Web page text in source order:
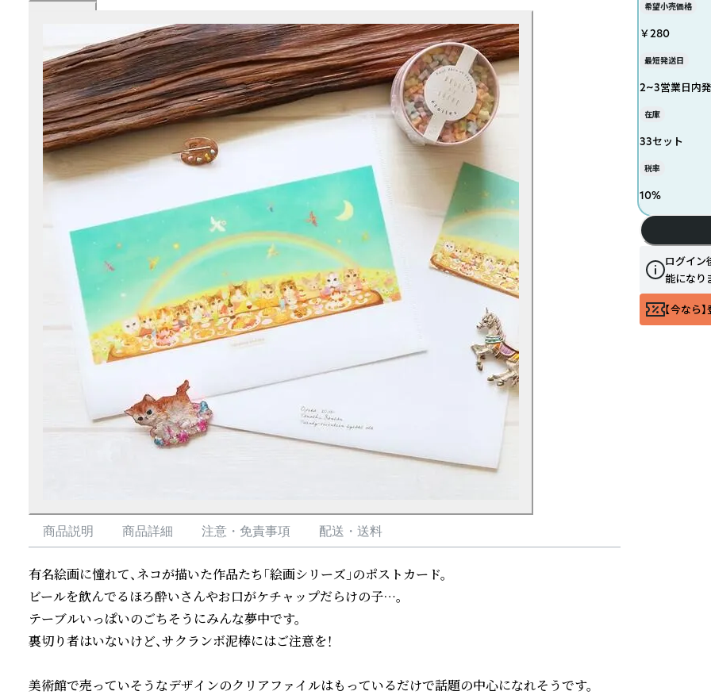
商品説明 商品詳細 注意・免責事項 配送・送料
有名絵画に憧れて、ネコが描いた作品たち「絵画シリーズ」のポストカード。
ビールを飲んでるほろ酔いさんやお口がケチャップだらけの子…。
テーブルいっぱいのごちそうにみんな夢中です。
裏切り者はいないけど、サクランボ泥棒にはご注意を！
美術館で売っていそうなデザインのクリアファイルはもっているだけで話題の中心になれそうです。
希望小売価格
￥280
最短発送日
2~3営業日内
在庫
33セット
税率
10%
ログイン
能になり
【今なら